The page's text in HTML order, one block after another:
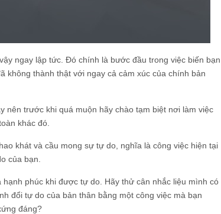
ngay lập tức. Đó chính là bước đầu trong việc biến bạn
không thành thật với ngay cả cảm xúc của chính bản
nên trước khi quá muộn hãy chào tạm biệt nơi làm việc
khác đó.
khát và cầu mong sự tự do, nghĩa là công việc hiện tại
của bạn.
phúc khi được tự do. Hãy thử cân nhắc liệu mình có
đổi tự do của bản thân bằng một công việc mà bạn
đáng?